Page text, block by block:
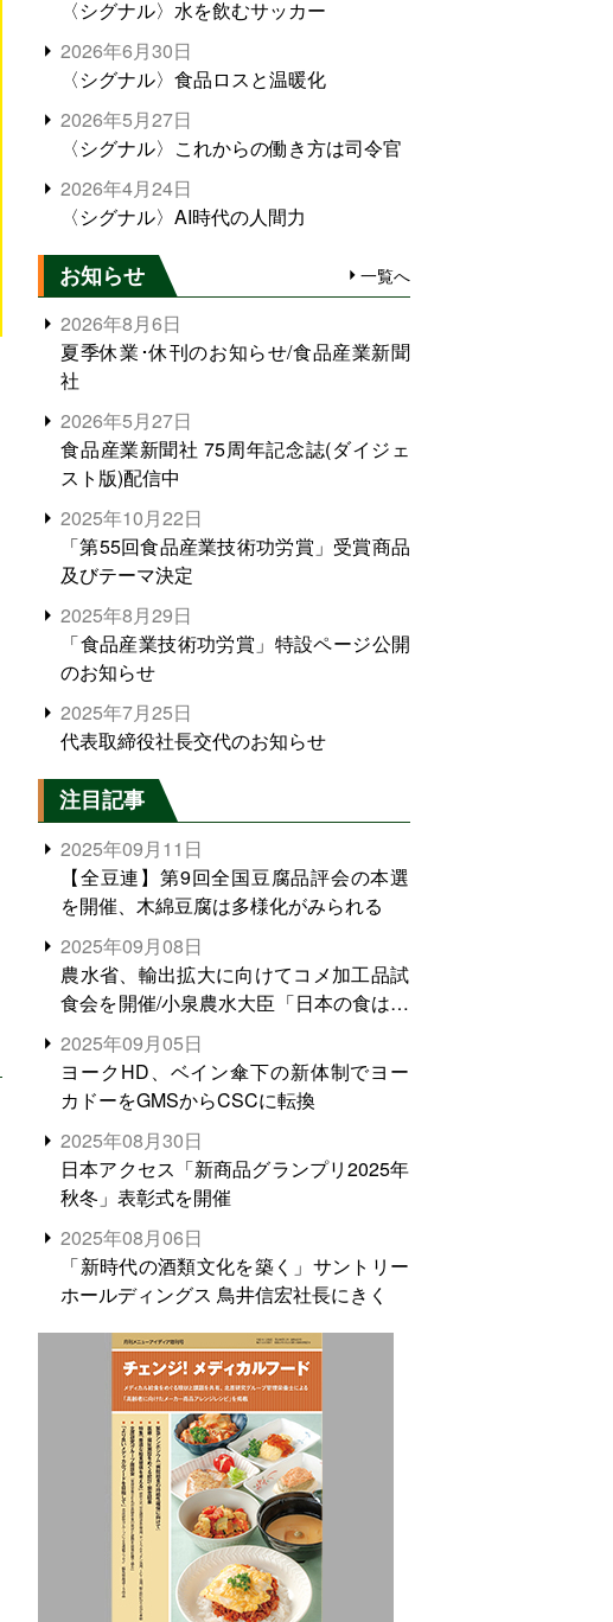
〈シグナル〉水を飲むサッカー
2026年6月30日
〈シグナル〉食品ロスと温暖化
2026年5月27日
〈シグナル〉これからの働き方は司令官
2026年4月24日
〈シグナル〉AI時代の人間力
お知らせ 一覧へ
2026年8月6日
夏季休業･休刊のお知らせ/食品産業新聞
社
2026年5月27日
食品産業新聞社 75周年記念誌(ダイジェ
スト版)配信中
2025年10月22日
「第55回食品産業技術功労賞」受賞商品
及びテーマ決定
2025年8月29日
「食品産業技術功労賞」特設ページ公開
のお知らせ
2025年7月25日
代表取締役社長交代のお知らせ
注目記事
2025年09月11日
【全豆連】第9回全国豆腐品評会の本選
を開催、木綿豆腐は多様化がみられる
2025年09月08日
農水省、輸出拡大に向けてコメ加工品試
食会を開催/小泉農水大臣「日本の食は世
界でトップをとれる。米増産に向けて、
米輸出需要の拡大を」
2025年09月05日
ヨークHD、ベイン傘下の新体制でヨー
カドーをGMSからCSCに転換
2025年08月30日
日本アクセス「新商品グランプリ2025年
秋冬」表彰式を開催
2025年08月06日
「新時代の酒類文化を築く」サントリー
ホールディングス 鳥井信宏社長にきく